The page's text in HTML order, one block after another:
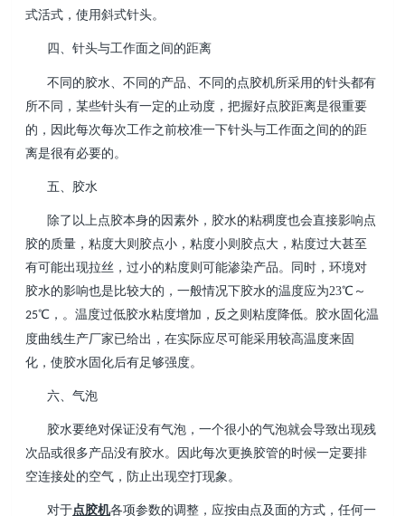
式活式，使用斜式针头。
四、针头与工作面之间的距离
不同的胶水、不同的产品、不同的点胶机所采用的针头都有
所不同，某些针头有一定的止动度，把握好点胶距离是很重要
的，因此每次每次工作之前校准一下针头与工作面之间的的距
离是很有必要的。
五、胶水
除了以上点胶本身的因素外，胶水的粘稠度也会直接影响点
胶的质量，粘度大则胶点小，粘度小则胶点大，粘度过大甚至
有可能出现拉丝，过小的粘度则可能渗染产品。同时，环境对
胶水的影响也是比较大的，一般情况下胶水的温度应为23℃～
25℃，。温度过低胶水粘度增加，反之则粘度降低。胶水固化温
度曲线生产厂家已给出，在实际应尽可能采用较高温度来固
化，使胶水固化后有足够强度。
六、气泡
胶水要绝对保证没有气泡，一个很小的气泡就会导致出现残
次品或很多产品没有胶水。因此每次更换胶管的时候一定要排
空连接处的空气，防止出现空打现象。
对于点胶机各项参数的调整，应按由点及面的方式，任何一